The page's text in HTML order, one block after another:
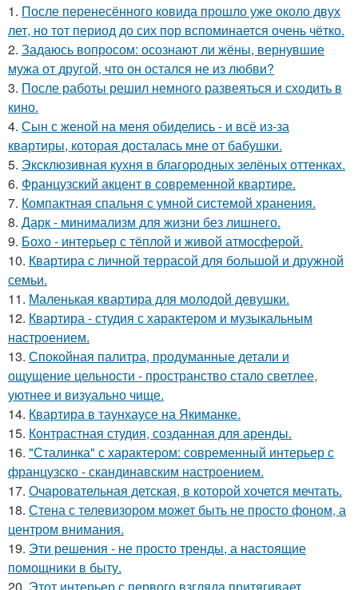
1. После перенесённого ковида прошло уже около двух
лет, но тот период до сих пор вспоминается очень чётко.
2. Задаюсь вопросом: осознают ли жёны, вернувшие
мужа от другой, что он остался не из любви?
3. После работы решил немного развеяться и сходить в
кино.
4. Сын с женой на меня обиделись - и всё из-за
квартиры, которая досталась мне от бабушки.
5. Эксклюзивная кухня в благородных зелёных оттенках.
6. Французский акцент в современной квартире.
7. Компактная спальня с умной системой хранения.
8. Дарк - минимализм для жизни без лишнего.
9. Бохо - интерьер с тёплой и живой атмосферой.
10. Квартира с личной террасой для большой и дружной
семьи.
11. Маленькая квартира для молодой девушки.
12. Квартира - студия с характером и музыкальным
настроением.
13. Спокойная палитра, продуманные детали и
ощущение цельности - пространство стало светлее,
уютнее и визуально чище.
14. Квартира в таунхаусе на Якиманке.
15. Контрастная студия, созданная для аренды.
16. "Сталинка" с характером: современный интерьер с
французско - скандинавским настроением.
17. Очаровательная детская, в которой хочется мечтать.
18. Стена с телевизором может быть не просто фоном, а
центром внимания.
19. Эти решения - не просто тренды, а настоящие
помощники в быту.
20. Этот интерьер с первого взгляда притягивает